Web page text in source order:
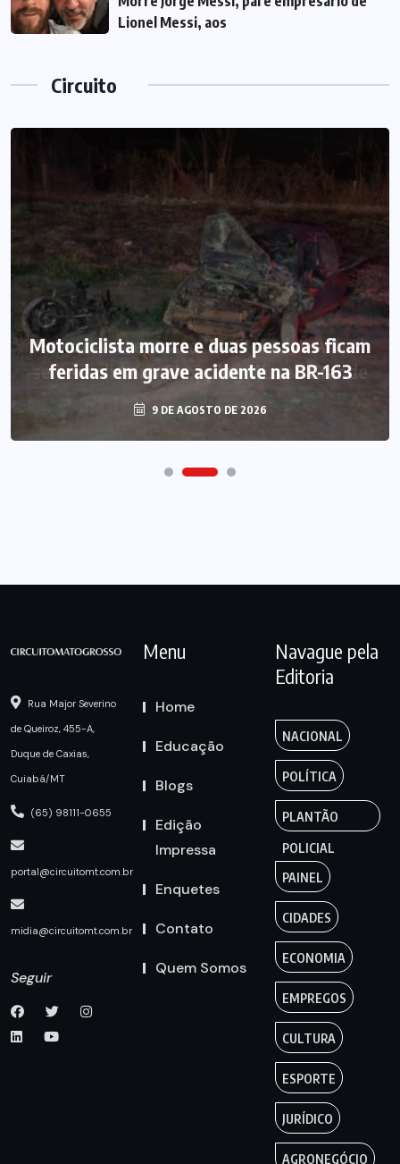
Lionel Messi, aos
Circuito
Motociclista morre e duas pessoas ficam
feridas em grave acidente na BR-163
9 DE AGOSTO DE 2026
Rua Major Severino
de Queiroz, 455-A,
Duque de Caxias,
Cuiabá/MT
(65) 98111-0655
portal@circuitomt.com.br
midia@circuitomt.com.br
Seguir
Menu
Home
Educação
Blogs
Edição
Impressa
Enquetes
Contato
Quem Somos
Navague pela
Editoria
NACIONAL
POLÍTICA
PLANTÃO
POLICIAL
PAINEL
CIDADES
ECONOMIA
EMPREGOS
CULTURA
ESPORTE
JURÍDICO
AGRONEGÓCIO